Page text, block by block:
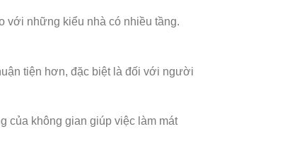
với những kiểu nhà có nhiều tầng.
tiện hơn, đặc biệt là đối với người
của không gian giúp việc làm mát